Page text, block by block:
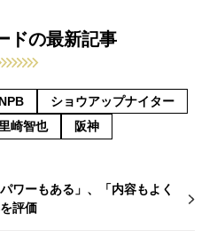
ドの最新記事
ショウアップナイター
崎智也 阪神
ワーもある」、「内容もよく
評価